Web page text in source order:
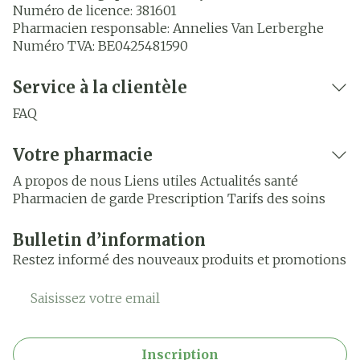
Numéro de licence: 381601
Pharmacien responsable: Annelies Van Lerberghe
Numéro TVA: BE0425481590
Service à la clientèle
FAQ
Votre pharmacie
A propos de nous Liens utiles Actualités santé
Pharmacien de garde Prescription Tarifs des soins
Bulletin d’information
Restez informé des nouveaux produits et promotions
Adresse mail
Inscription